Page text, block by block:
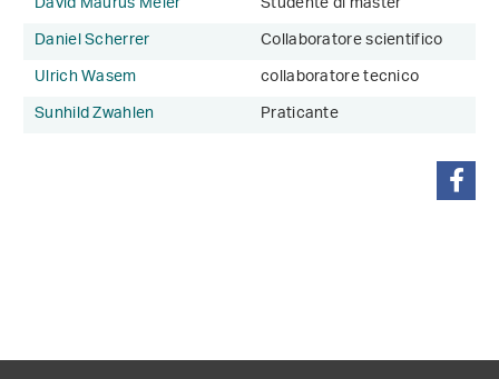
Daniel Scherrer
Collaboratore scientifico
Ulrich Wasem
collaboratore tecnico
Sunhild Zwahlen
Praticante